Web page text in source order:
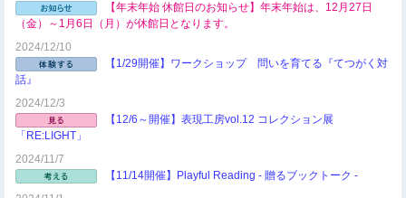
【年末年始 休館日のお知らせ】年末年始は、12月27日
（金）～1月6日（月）が休館日となります。
2024/12/10
【1/29開催】ワークショップ 問いを育てる『てつがく対
話』
2024/12/3
【12/6～開催】表現工房vol.12 コレクション展
「RE:LIGHT」
2024/11/7
【11/14開催】Playful Reading - 贈るブックトーク -